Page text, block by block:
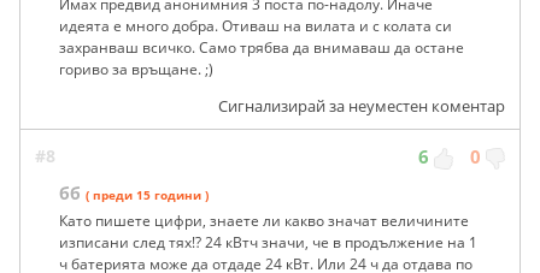
Имах предвид анонимния 3 поста по-надолу. Иначе
идеята е много добра. Отиваш на вилата и с колата си
захранваш всичко. Само трябва да внимаваш да остане
гориво за връщане. ;)
Сигнализирай за неуместен коментар
#8 6 0
бб ( преди 15 години )
Като пишете цифри, знаете ли какво значат величините
изписани след тях!? 24 кВтч значи, че в продължение на 1
ч батерията може да отдаде 24 кВт. Или 24 ч да отдава по